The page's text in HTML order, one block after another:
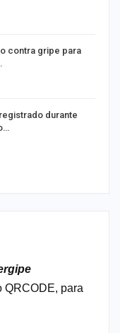
contra gripe para
durante
QRCODE, para